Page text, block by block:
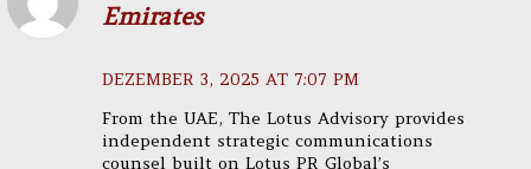
Emirates
DEZEMBER 3, 2025 AT 7:07 PM
From the UAE, The Lotus Advisory provides
independent strategic communications
counsel built on Lotus PR Global’s